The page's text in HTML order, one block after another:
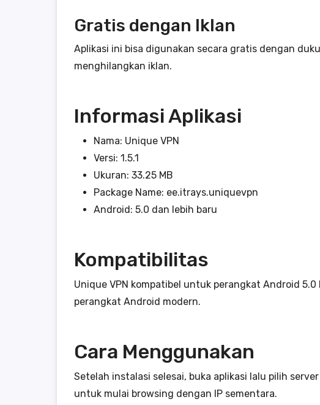
Gratis dengan Iklan
Aplikasi ini bisa digunakan secara gratis dengan
menghilangkan iklan.
Informasi Aplikasi
Nama: Unique VPN
Versi: 1.5.1
Ukuran: 33.25 MB
Package Name: ee.itrays.uniquevpn
Android: 5.0 dan lebih baru
Kompatibilitas
Unique VPN kompatibel untuk perangkat Android
perangkat Android modern.
Cara Menggunakan
Setelah instalasi selesai, buka aplikasi lalu pilih
untuk mulai browsing dengan IP sementara.